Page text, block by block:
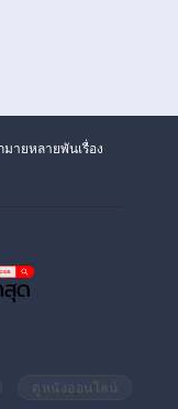
ายหลายพันเรื่อง
ดูหนังออนไลน์